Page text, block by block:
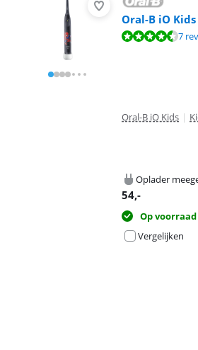
Oral-B iO
Beoordeling is 9,4 van de 10, gebaseerd op 7
7
Oral-B iO Kids |
Oplader
54,-
Op voorraad
Vergelijken